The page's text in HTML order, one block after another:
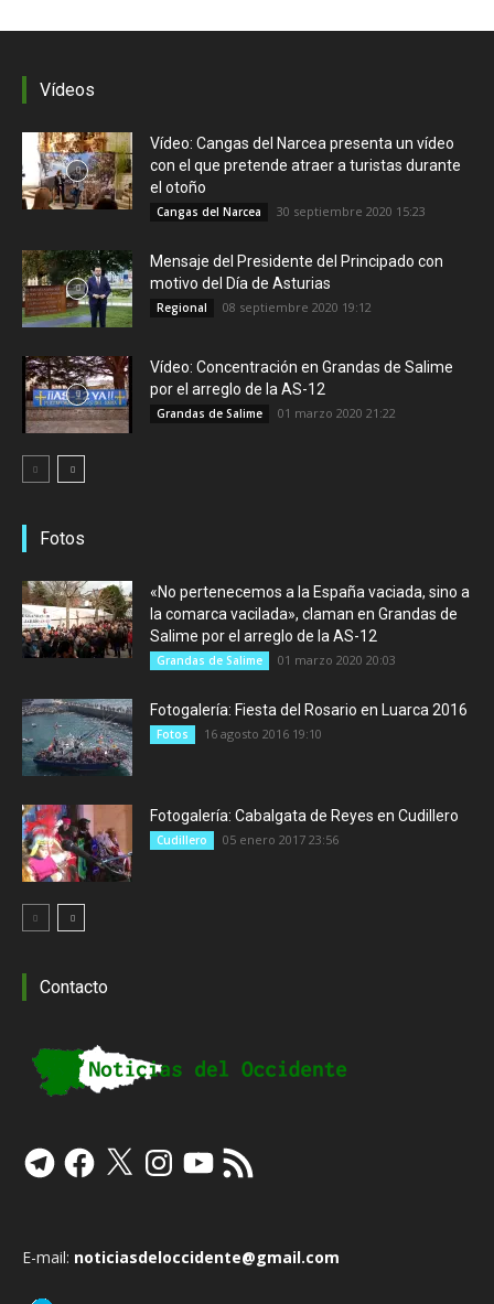
Vídeos
Vídeo: Cangas del Narcea presenta un vídeo
con el que pretende atraer a turistas durante
el otoño
Cangas del Narcea 30 septiembre 2020 15:23
Mensaje del Presidente del Principado con
motivo del Día de Asturias
Regional 08 septiembre 2020 19:12
Vídeo: Concentración en Grandas de Salime
por el arreglo de la AS-12
Grandas de Salime 01 marzo 2020 21:22
Fotos
«No pertenecemos a la España vaciada, sino a
la comarca vacilada», claman en Grandas de
Salime por el arreglo de la AS-12
Grandas de Salime 01 marzo 2020 20:03
Fotogalería: Fiesta del Rosario en Luarca 2016
Fotos 16 agosto 2016 19:10
Fotogalería: Cabalgata de Reyes en Cudillero
Cudillero 05 enero 2017 23:56
Contacto
TelegramFacebook
X InstagramYouTube
Feed
RSS
E-mail: noticiasdeloccidente@gmail.com